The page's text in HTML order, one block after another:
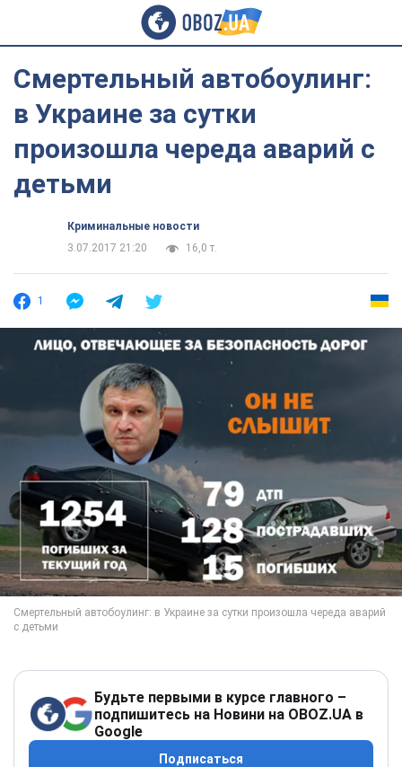
Смертельный автобоулинг:
в Украине за сутки
произошла череда аварий с
детьми
Криминальные новости
3.07.2017 21:20
16,0 т.
1
Будьте первыми в курсе главного –
подпишитесь на Новини на OBOZ.UA в
Google
Подписаться